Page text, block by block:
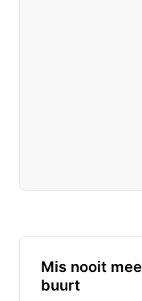
Mis nooit
buurt